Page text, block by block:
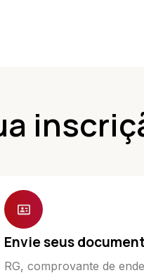
Envie seus
RG, comprovante de